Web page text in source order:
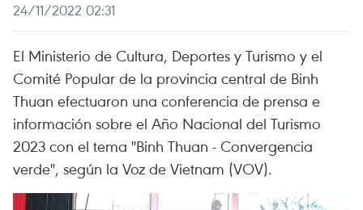
24/11/2022 02:31
El Ministerio de Cultura, Deportes y Turismo y el
Comité Popular de la provincia central de Binh
Thuan efectuaron una conferencia de prensa e
información sobre el Año Nacional del Turismo
2023 con el tema "Binh Thuan - Convergencia
verde", según la Voz de Vietnam (VOV).